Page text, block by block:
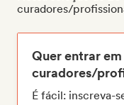
curadores/
Quer entrar
curadores/
É fácil: inscreva-